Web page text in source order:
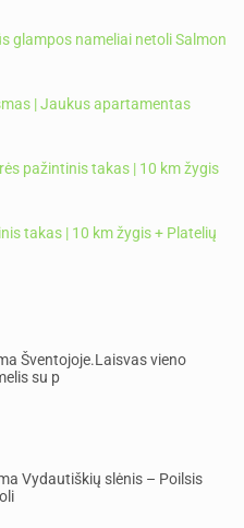
glampos nameliai netoli Salmon
| Jaukus apartamentas
pažintinis takas | 10 km žygis
takas | 10 km žygis + Platelių
Šventojoje.Laisvas vieno
su p
Vydautiškių slėnis – Poilsis